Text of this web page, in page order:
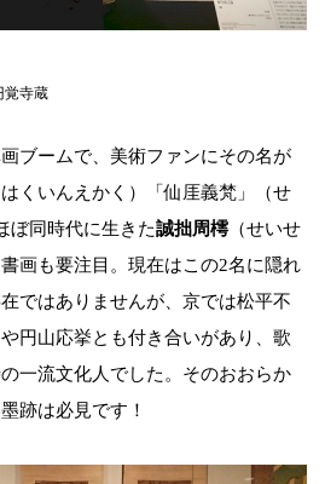
寺蔵
ブームで、美術ファンにその名が
くいんえかく）「仙厓義梵」（せ
ぼ同時代に生きた誠拙周樗（せいせ
画も要注目。現在はこの2名に隠れ
ではありませんが、京では松平不
円山応挙とも付き合いがあり、歌
一流文化人でした。そのおおらか
跡は必見です！